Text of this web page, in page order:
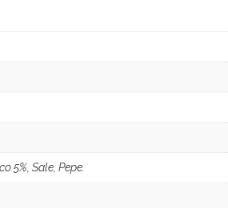
5%, Sale, Pepe.